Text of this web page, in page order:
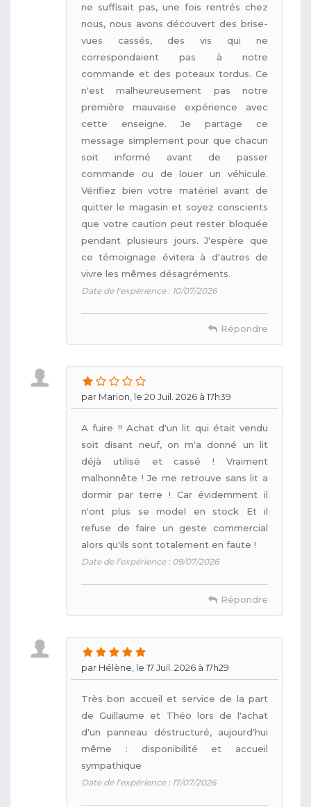
ne suffisait pas, une fois rentrés chez
nous, nous avons découvert des brise-
vues cassés, des vis qui ne
correspondaient pas à notre
commande et des poteaux tordus. Ce
n'est malheureusement pas notre
première mauvaise expérience avec
cette enseigne. Je partage ce
message simplement pour que chacun
soit informé avant de passer
commande ou de louer un véhicule.
Vérifiez bien votre matériel avant de
quitter le magasin et soyez conscients
que votre caution peut rester bloquée
pendant plusieurs jours. J'espère que
ce témoignage évitera à d'autres de
vivre les mêmes désagréments.
Date de l'expérience : 10/07/2026
Répondre
par Marion, le 20 Juil. 2026 à 17h39
A fuire !! Achat d'un lit qui était vendu
soit disant neuf, on m'a donné un lit
déjà utilisé et cassé ! Vraiment
malhonnête ! Je me retrouve sans lit a
dormir par terre ! Car évidemment il
n'ont plus se model en stock Et il
refuse de faire un geste commercial
alors qu'ils sont totalement en faute !
Date de l'expérience : 09/07/2026
Répondre
par Hélène, le 17 Juil. 2026 à 17h29
Très bon accueil et service de la part
de Guillaume et Théo lors de l'achat
d'un panneau déstructuré, aujourd'hui
même : disponibilité et accueil
sympathique
Date de l'expérience : 17/07/2026